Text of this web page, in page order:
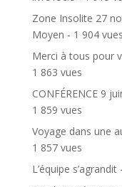
Zone Insolite 27
Moyen - 1 904 vues
Merci à tous pour
1 863 vues
CONFÉRENCE 9
1 859 vues
Voyage dans une
1 857 vues
L’équipe s’agrandit